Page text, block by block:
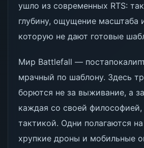
ушло из современных RTS:
глубину, ощущение масштаба
которую не дают готовые
Мир Battlefall —
мрачный по шаблону. Здесь
борются не за выживание, а
каждая со своей философией,
тактикой. Одни полагаются
хрупкие дроны и мобильные